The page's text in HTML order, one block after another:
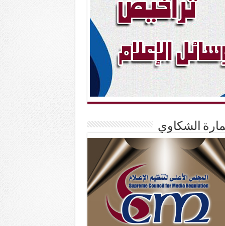
الشكاوي